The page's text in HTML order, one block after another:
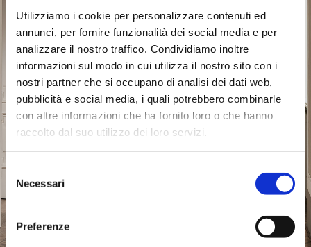
Utilizziamo i cookie per personalizzare contenuti ed
annunci, per fornire funzionalità dei social media e per
analizzare il nostro traffico. Condividiamo inoltre
informazioni sul modo in cui utilizza il nostro sito con i
nostri partner che si occupano di analisi dei dati web,
pubblicità e social media, i quali potrebbero combinarle
con altre informazioni che ha fornito loro o che hanno
raccolto dal suo utilizzo dei loro servizi.
Selezione
del
consenso
Necessari
Preferenze